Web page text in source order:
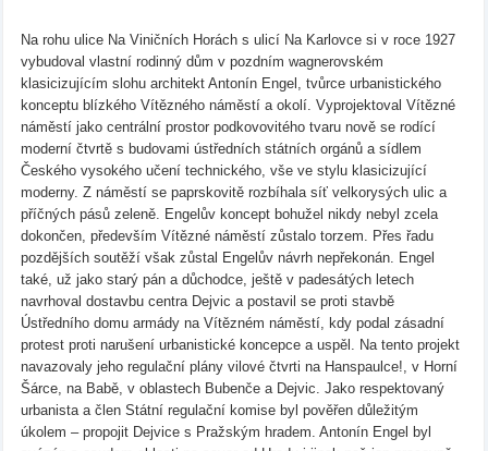
Na rohu ulice Na Viničních Horách s ulicí Na Karlovce si v roce 1927
vybudoval vlastní rodinný dům v pozdním wagnerovském
klasicizujícím slohu architekt Antonín Engel, tvůrce urbanistického
konceptu blízkého Vítězného náměstí a okolí. Vyprojektoval Vítězné
náměstí jako centrální prostor podkovovitého tvaru nově se rodící
moderní čtvrtě s budovami ústředních státních orgánů a sídlem
Českého vysokého učení technického, vše ve stylu klasicizující
moderny. Z náměstí se paprskovitě rozbíhala síť velkorysých ulic a
příčných pásů zeleně. Engelův koncept bohužel nikdy nebyl zcela
dokončen, především Vítězné náměstí zůstalo torzem. Přes řadu
pozdějších soutěží však zůstal Engelův návrh nepřekonán. Engel
také, už jako starý pán a důchodce, ještě v padesátých letech
navrhoval dostavbu centra Dejvic a postavil se proti stavbě
Ústředního domu armády na Vítězném náměstí, kdy podal zásadní
protest proti narušení urbanistické koncepce a uspěl. Na tento projekt
navazovaly jeho regulační plány vilové čtvrti na Hanspaulce!, v Horní
Šárce, na Babě, v oblastech Bubenče a Dejvic. Jako respektovaný
urbanista a člen Státní regulační komise byl pověřen důležitým
úkolem – propojit Dejvice s Pražským hradem. Antonín Engel byl